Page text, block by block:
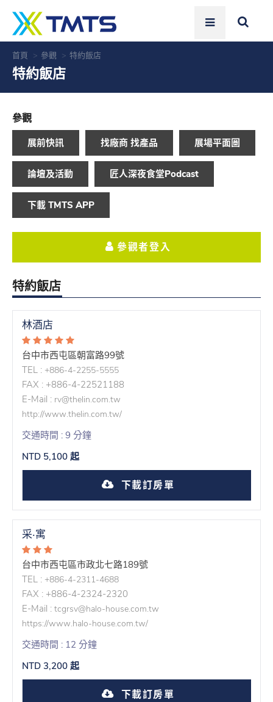
首頁 參觀 特約飯店
特約飯店
參觀
展前快訊 找廠商 找產品 展場平面圖
論壇及活動 匠人深夜食堂Podcast
下載 TMTS APP
參觀者登入
特約飯店
林酒店
台中市西屯區朝富路99號
TEL : +886-4-2255-5555
FAX : +886-4-22521188
E-Mail : rv@thelin.com.tw
http://www.thelin.com.tw/
交通時間 : 9 分鐘
NTD 5,100 起
下載訂房單
采‧寓
台中市西屯區市政北七路189號
TEL : +886-4-2311-4688
FAX : +886-4-2324-2320
E-Mail : tcgrsv@halo-house.com.tw
https://www.halo-house.com.tw/
交通時間 : 12 分鐘
NTD 3,200 起
下載訂房單